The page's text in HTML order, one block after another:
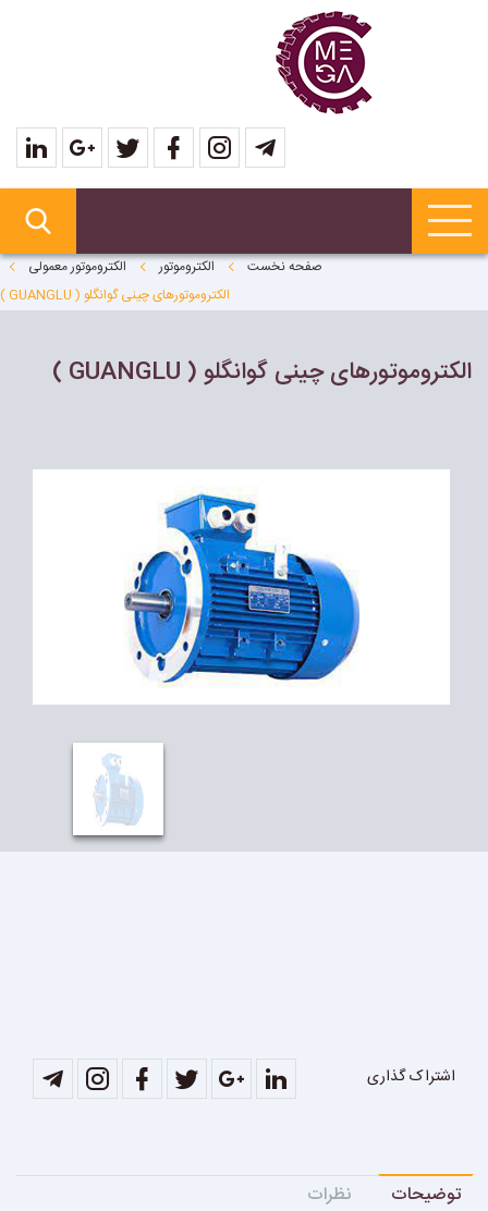
صفحه نخست الکتروموتور
الکتروموتور معمولی
الکتروموتورهای چینی گوانگلو ( GUANGLU )
الکتروموتورهای چینی گوانگلو ( GUANGLU )
اشتراک گذاری
توضیحات نظرات